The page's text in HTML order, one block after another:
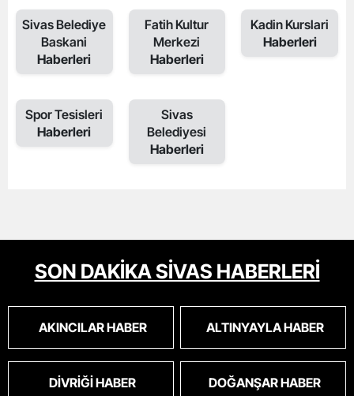
Sivas Belediye
Baskani
Haberleri
Fatih Kultur
Merkezi
Haberleri
Kadin Kurslari
Haberleri
Spor Tesisleri
Haberleri
Sivas
Belediyesi
Haberleri
SON DAKİKA SİVAS HABERLERİ
AKINCILAR HABER ALTINYAYLA HABER
DIVRIĞI HABER DOĞANŞAR HABER